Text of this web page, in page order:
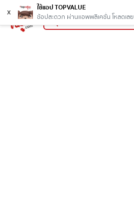
x
ใช้แอป TOPVALUE
ช้อปสะดวก ผ่านแอพพลิเคชั่น โหลดเลย